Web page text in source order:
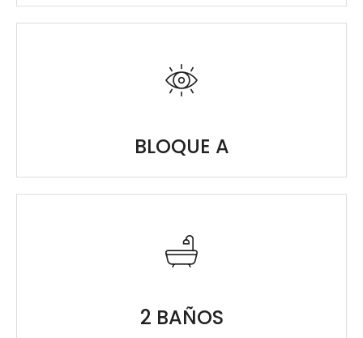
BLOQUE A
2 BAÑOS